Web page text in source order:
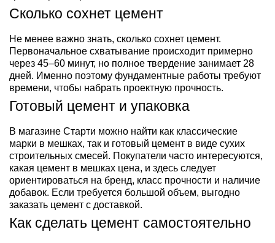
Сколько сохнет цемент
Не менее важно знать, сколько сохнет цемент.
Первоначальное схватывание происходит примерно
через 45–60 минут, но полное твердение занимает 28
дней. Именно поэтому фундаментные работы требуют
времени, чтобы набрать проектную прочность.
Готовый цемент и упаковка
В магазине Старти можно найти как классические
марки в мешках, так и готовый цемент в виде сухих
строительных смесей. Покупатели часто интересуются,
какая цемент в мешках цена, и здесь следует
ориентироваться на бренд, класс прочности и наличие
добавок. Если требуется большой объем, выгодно
заказать цемент с доставкой.
Как сделать цемент самостоятельно